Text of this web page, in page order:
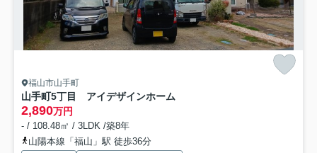
福山市山手町
山手町5丁目 アイデザインホーム
2,890万円
- / 108.48㎡ / 3LDK /築8年
山陽本線「福山」駅 徒歩36分